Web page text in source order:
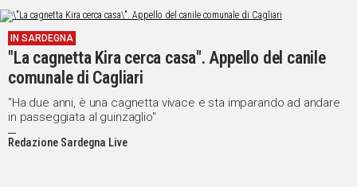
IN SARDEGNA
"La cagnetta Kira cerca casa". Appello del canile
comunale di Cagliari
"Ha due anni, è una cagnetta vivace e sta imparando ad andare
in passeggiata al guinzaglio"
Redazione Sardegna Live